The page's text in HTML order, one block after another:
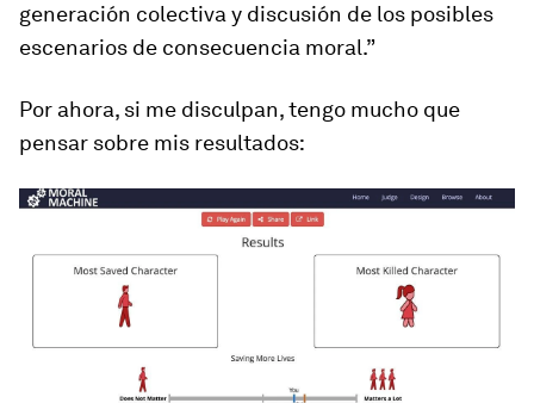
generación colectiva y discusión de los posibles
escenarios de consecuencia moral.”
Por ahora, si me disculpan, tengo mucho que
pensar sobre mis resultados: